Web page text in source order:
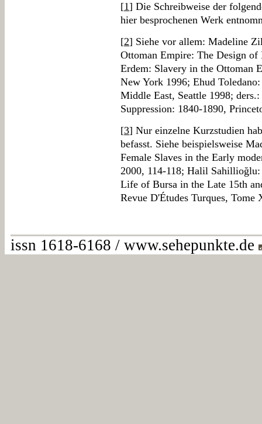
[1] Die Schreibweise der
hier besprochenen Werk
[2] Siehe vor allem: Madeline
Ottoman Empire: The Design
Erdem: Slavery in the Ottoman
New York 1996; Ehud
Middle East, Seattle 1998;
Suppression: 1840-1890,
[3] Nur einzelne Kurzstudien
befasst. Siehe beispielsweise
Female Slaves in the Early
2000, 114-118; Halil
Life of Bursa in the Late 15th
Revue D'Études Turques,
issn 1618-6168 / www.sehepunkte.de